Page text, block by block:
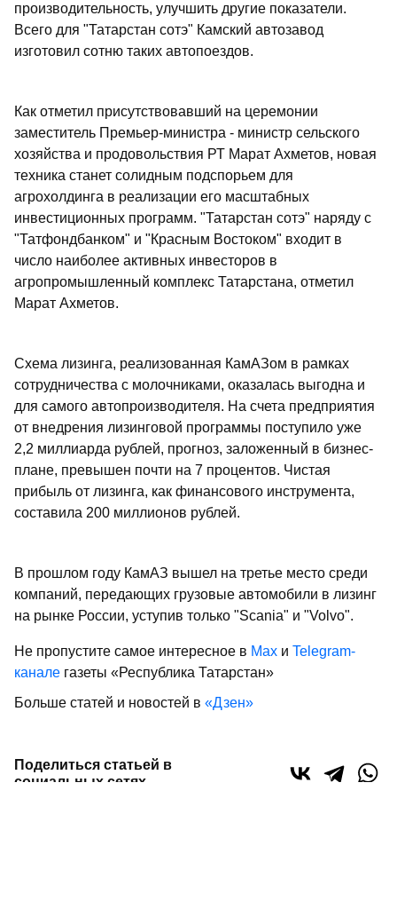
производительность, улучшить другие показатели.
Всего для "Татарстан сотэ" Камский автозавод
изготовил сотню таких автопоездов.
Как отметил присутствовавший на церемонии
заместитель Премьер-министра - министр сельского
хозяйства и продовольствия РТ Марат Ахметов, новая
техника станет солидным подспорьем для
агрохолдинга в реализации его масштабных
инвестиционных программ. "Татарстан сотэ" наряду с
"Татфондбанком" и "Красным Востоком" входит в
число наиболее активных инвесторов в
агропромышленный комплекс Татарстана, отметил
Марат Ахметов.
Схема лизинга, реализованная КамАЗом в рамках
сотрудничества с молочниками, оказалась выгодна и
для самого автопроизводителя. На счета предприятия
от внедрения лизинговой программы поступило уже
2,2 миллиарда рублей, прогноз, заложенный в бизнес-
плане, превышен почти на 7 процентов. Чистая
прибыль от лизинга, как финансового инструмента,
составила 200 миллионов рублей.
В прошлом году КамАЗ вышел на третье место среди
компаний, передающих грузовые автомобили в лизинг
на рынке России, уступив только "Scania" и "Volvo".
Не пропустите самое интересное в Max и Telegram-
канале газеты «Республика Татарстан»
Больше статей и новостей в «Дзен»
Поделиться статьей в
социальных сетях